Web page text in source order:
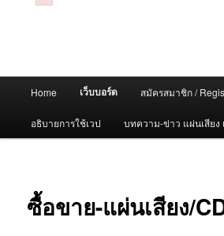
Home เว็บบอร์ด สมัครสมาชิก /
อธิบายการใช้เวป บทความ-ข่าว แผ่นเสียง
ซื้อขาย-แผ่นเสียง/
Failed to initialize plugin: wplink